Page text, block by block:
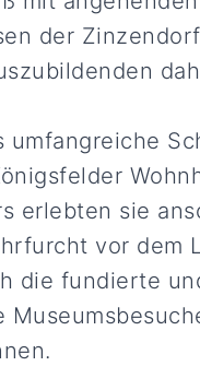
der
erlebten sie
vor dem
die fundierte